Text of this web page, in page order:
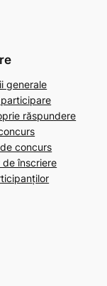
generale
răspundere
concurs
de înscriere